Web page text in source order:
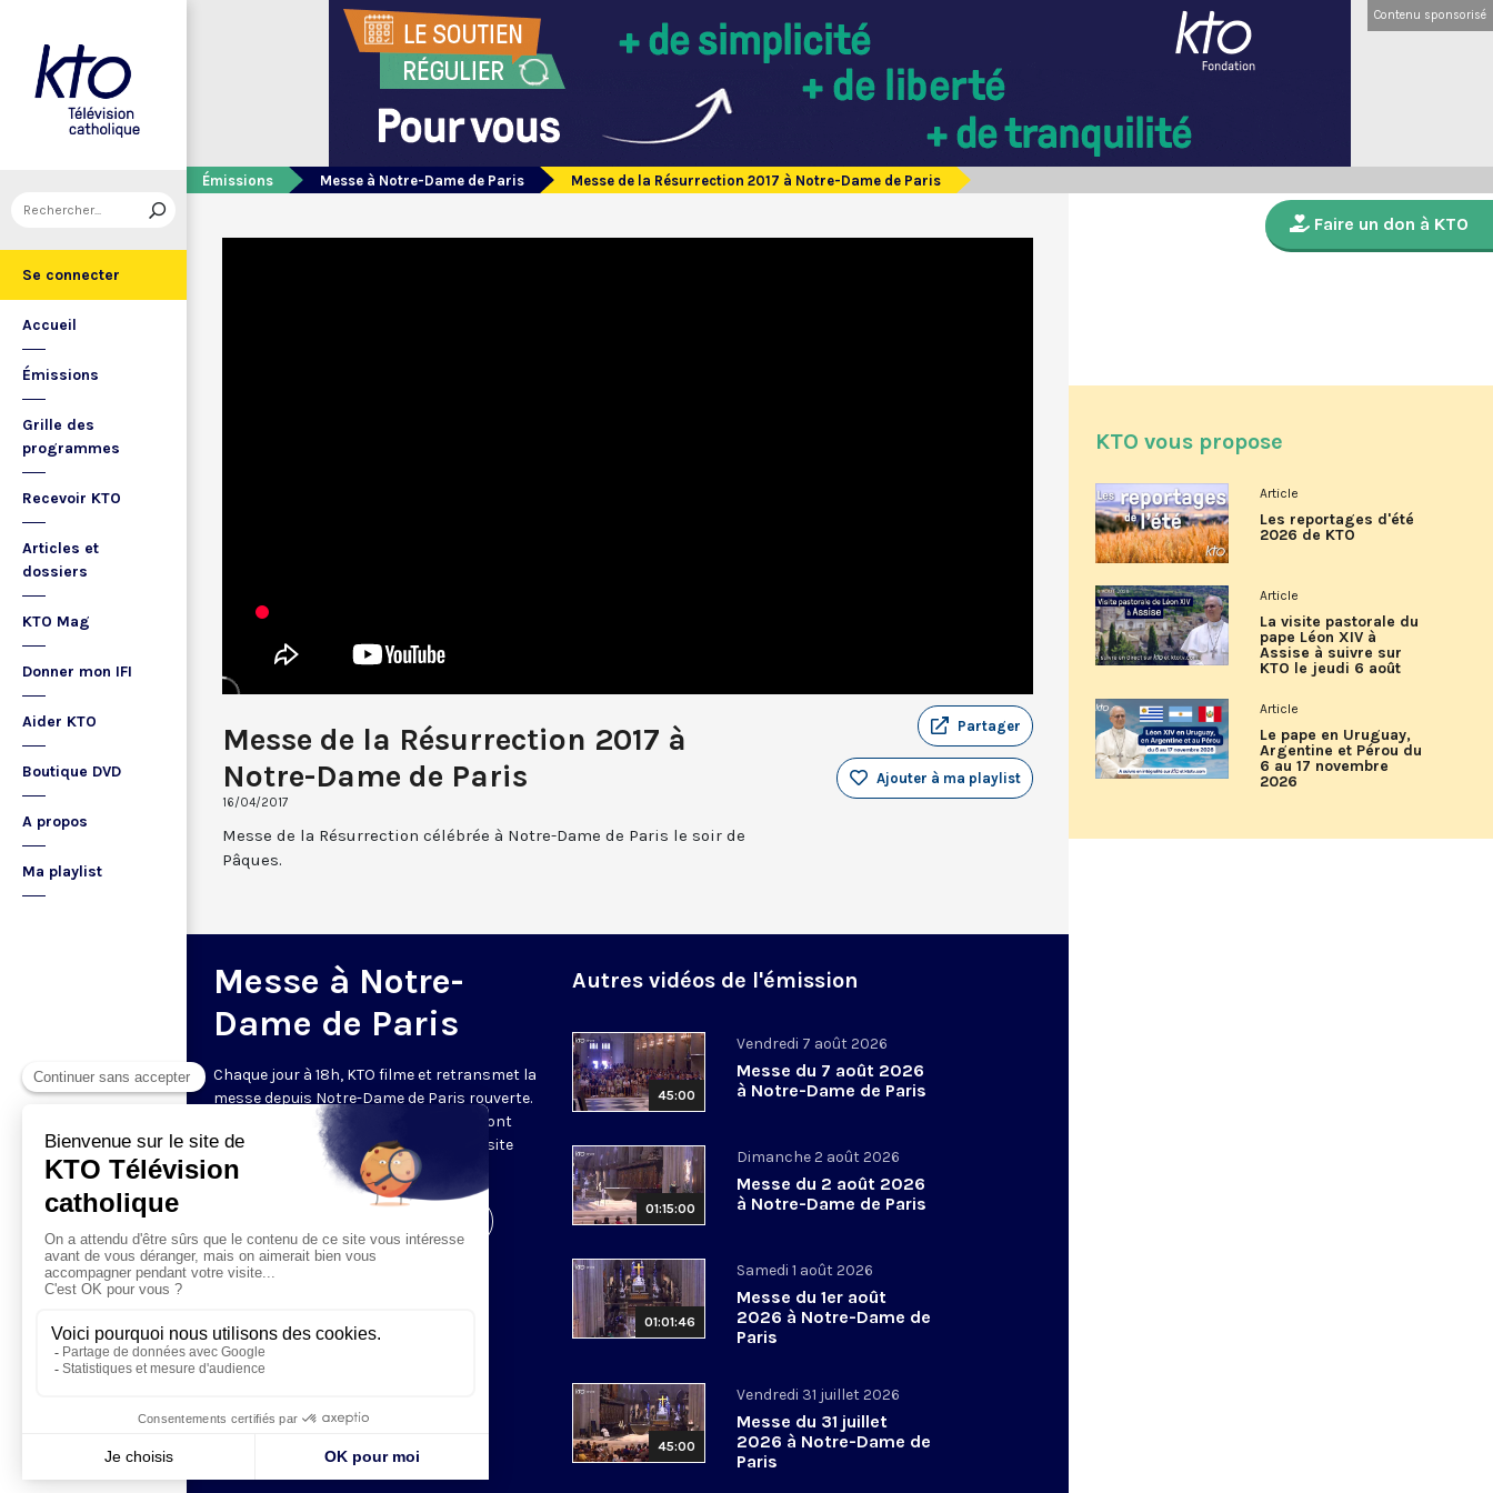
Se connecter
Accueil
Émissions
Grille des
programmes
Recevoir KTO
Articles et
dossiers
KTO Mag
Donner mon IFI
Aider KTO
Boutique DVD
A propos
Ma playlist
Contenu sponsorisé
Émissions Messe à Notre-Dame de Paris Messe de la Résurrection 2017 à Notre-Dame de Paris
Messe de la Résurrection 2017 à
Notre-Dame de Paris
16/04/2017
Partager
Ajouter à ma playlist
Messe de la Résurrection célébrée à Notre-Dame de Paris le soir de
Pâques.
Messe à Notre-
Dame de Paris
Chaque jour à 18h, KTO filme et retransmet la
messe depuis Notre-Dame de Paris rouverte.
Les textes des Vêpres et de la messe sont
presque toujours ceux qu’indiquent le site
www.aelf.org
Autres vidéos de l'émission
45:00
Vendredi 7 août 2026
Messe du 7 août 2026
à Notre-Dame de Paris
01:15:00
Dimanche 2 août 2026
Messe du 2 août 2026
à Notre-Dame de Paris
01:01:46
Samedi 1 août 2026
Messe du 1er août
2026 à Notre-Dame de
Paris
45:00
Vendredi 31 juillet 2026
Messe du 31 juillet
2026 à Notre-Dame de
Paris
Faire un don à KTO
KTO vous propose
Article
Les reportages d'été
2026 de KTO
Article
La visite pastorale du
pape Léon XIV à
Assise à suivre sur
KTO le jeudi 6 août
Article
Le pape en Uruguay,
Argentine et Pérou du
6 au 17 novembre
2026